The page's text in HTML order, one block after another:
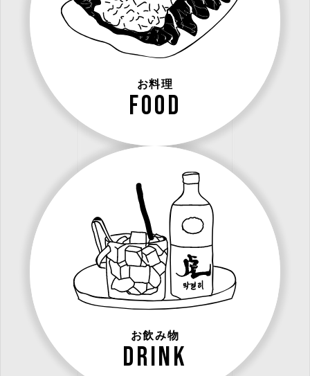
お料理
food
お飲み物
drink